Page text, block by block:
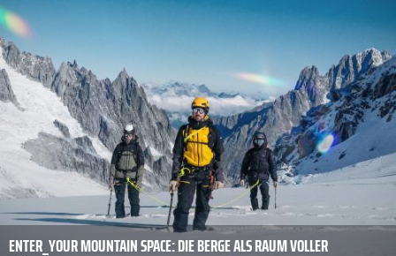
ENTER_YOUR MOUNTAIN SPACE: DIE BERGE ALS RAUM VOLLER